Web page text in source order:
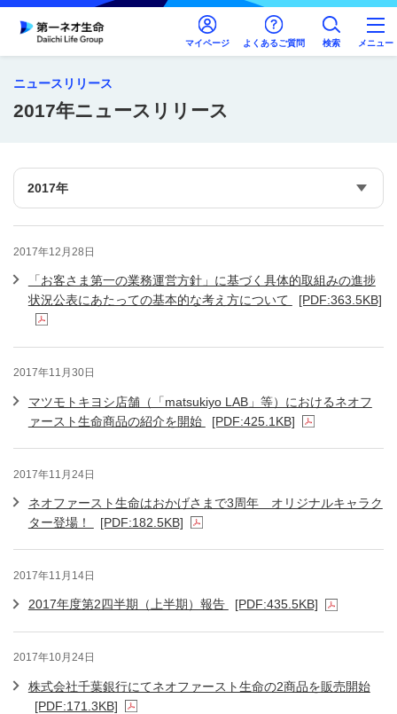
マイページ よくあるご質問 検索 メニュー
ニュースリリース
2017年ニュースリリース
2017年12月28日
「お客さま第一の業務運営方針」に基づく具体的取組みの進捗
状況公表にあたっての基本的な考え方について
[PDF:363.5KB]
2017年11月30日
マツモトキヨシ店舗（「matsukiyo LAB」等）におけるネオフ
ァースト生命商品の紹介を開始
[PDF:425.1KB]
2017年11月24日
ネオファースト生命はおかげさまで3周年 オリジナルキャラク
ター登場！
[PDF:182.5KB]
2017年11月14日
2017年度第2四半期（上半期）報告 [PDF:435.5KB]
2017年10月24日
株式会社千葉銀行にてネオファースト生命の2商品を販売開始
[PDF:171.3KB]